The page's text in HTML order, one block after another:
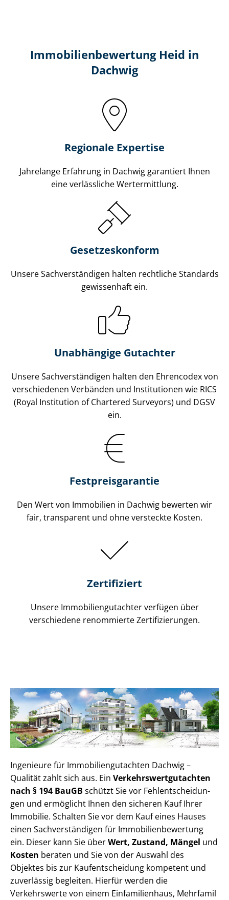
Immobilien­bewertung Heid in
Dachwig
Regionale Expertise
Jahrelange Erfahrung in Dachwig garantiert Ihnen
eine verlässliche Wertermittlung.
Gesetzes­konform
Unsere Sach­ver­stän­di­gen halten rechtliche Standards
gewissenhaft ein.
Unabhängige Gutachter
Unsere Sach­ver­stän­di­gen halten den Ehrencodex von
verschiedenen Verbänden und Institutionen wie RICS
(Royal Institution of Chartered Surveyors) und DGSV
ein.
Festpreis​garantie
Den Wert von Immobilien in Dachwig bewerten wir
fair, transparent und ohne versteckte Kosten.
Zertifiziert
Unsere Immobilien­gutachter verfügen über
verschiedene renommierte Zer­ti­fi­zie­run­gen.
Ingenieure für Im­mo­bi­li­en­gut­ach­ten Dachwig –
Qualität zahlt sich aus. Ein Ver­kehrs­wert­gut­ach­ten
nach § 194 BauGB schützt Sie vor Fehl­ent­schei­dun­
gen und ermöglicht Ihnen den sicheren Kauf Ihrer
Immobilie. Schalten Sie vor dem Kauf eines Hauses
einen Sach­ver­stän­di­gen für Im­mo­bi­li­en­be­wer­tung
ein. Dieser kann Sie überWert, Zustand, Mängel und
Kosten beraten und Sie von der Auswahl des
Objektes bis zur Kauf­ent­schei­dung kompetent und
zuverlässig begleiten. Hierfür werden die
Verkehrswerte von einem Einfamilienhaus, Mehr­fa­mi­l